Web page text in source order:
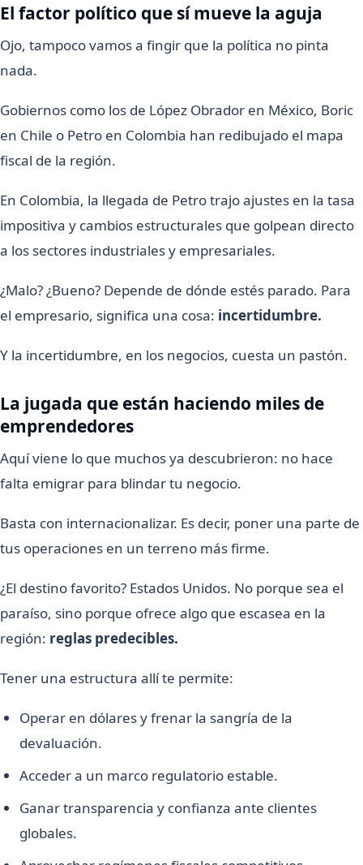
El factor político que sí mueve la aguja
Ojo, tampoco vamos a fingir que la política no pinta
nada.
Gobiernos como los de López Obrador en México, Boric
en Chile o Petro en Colombia han redibujado el mapa
fiscal de la región.
En Colombia, la llegada de Petro trajo ajustes en la tasa
impositiva y cambios estructurales que golpean directo
a los sectores industriales y empresariales.
¿Malo? ¿Bueno? Depende de dónde estés parado. Para
el empresario, significa una cosa: incertidumbre.
Y la incertidumbre, en los negocios, cuesta un pastón.
La jugada que están haciendo miles de
emprendedores
Aquí viene lo que muchos ya descubrieron: no hace
falta emigrar para blindar tu negocio.
Basta con internacionalizar. Es decir, poner una parte de
tus operaciones en un terreno más firme.
¿El destino favorito? Estados Unidos. No porque sea el
paraíso, sino porque ofrece algo que escasea en la
región: reglas predecibles.
Tener una estructura allí te permite:
Operar en dólares y frenar la sangría de la
devaluación.
Acceder a un marco regulatorio estable.
Ganar transparencia y confianza ante clientes
globales.